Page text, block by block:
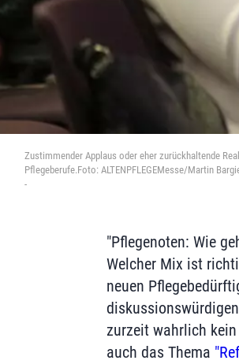
Zustimmender Applaus oder eher zurückhaltende
Pflegeberufe.Foto: ALTENPFLEGEMesse/Martin
-
"Pflegenoten: Wie
Welcher Mix ist
neuen
zurzeit wahrlich
auch das Thema